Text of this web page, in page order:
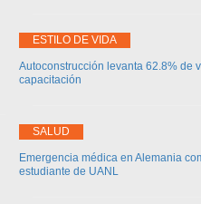
ESTILO DE VIDA
Autoconstrucción levanta 62.8% de
capacitación
SALUD
Emergencia médica en Alemania
estudiante de UANL